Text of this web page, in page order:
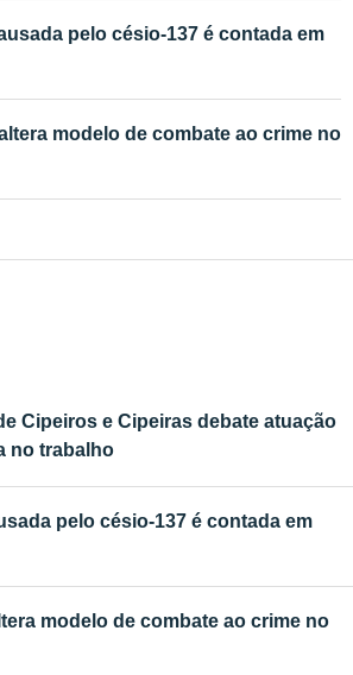
pelo césio-137 é contada em
modelo de combate ao crime no
Cipeiros e Cipeiras debate atuação
no trabalho
pelo césio-137 é contada em
modelo de combate ao crime no